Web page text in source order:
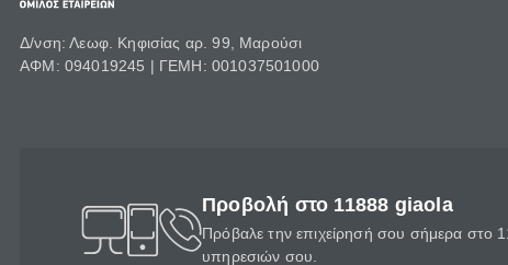
Δ/νση: Λεωφ. Κηφισίας αρ. 99, Μαρούσι
ΑΦΜ: 094019245 | ΓΕΜΗ: 001037501000
Προβολή στο 11888 giaola
Πρόβαλε την επιχείρησή σου σήμερα στο
υπηρεσιών σου.